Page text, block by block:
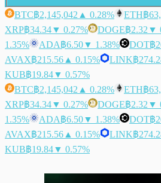
BTC฿2,145,042 ▲ 0.28% ETH฿
XRP฿34.34▼ 0.27% DOGE฿2.32 ▼
1.35%
ADA฿6.50▼ 1.38% DOT฿
AVAX฿215.56 ▲ 0.15% LINK฿
KUB฿19.84▼ 0.57%
BTC฿2,145,042 ▲ 0.28% ETH฿
XRP฿34.34▼ 0.27% DOGE฿2.32 ▼
1.35%
ADA฿6.50▼ 1.38% DOT฿
AVAX฿215.56 ▲ 0.15% LINK฿
KUB฿19.84▼ 0.57%